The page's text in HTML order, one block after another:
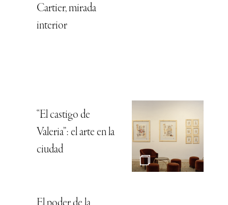
Cartier, mirada
interior
“El castigo de
Valeria”: el arte en la
ciudad